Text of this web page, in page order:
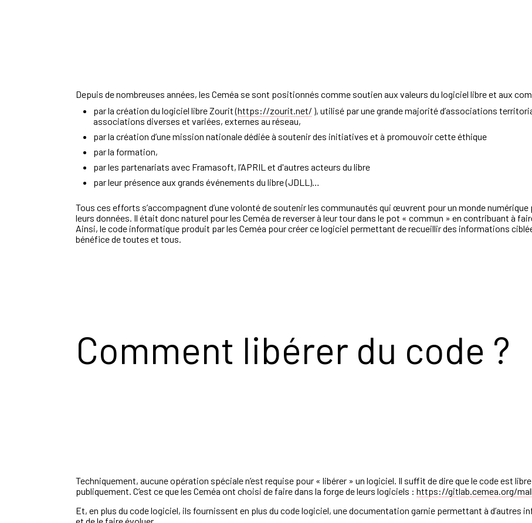
Depuis de nombreuses années, les Ceméa se sont positionnés comme soutien aux valeurs du logiciel libre et aux
par la création du logiciel libre Zourit (https://zourit.net/ ), utilisé par une grande majorité d’associations
associations diverses et variées, externes au réseau,
par la création d’une mission nationale dédiée à soutenir des initiatives et à promouvoir cette éthique
par la formation,
par les partenariats avec Framasoft, l’APRIL et d'autres acteurs du libre
par leur présence aux grands événements du libre (JDLL)…
Tous ces efforts s’accompagnent d’une volonté de soutenir les communautés qui œuvrent pour un monde
leurs données. Il était donc naturel pour les Ceméa de reverser à leur tour dans le pot « commun » en contribuant à
Ainsi, le code informatique produit par les Ceméa pour créer ce logiciel permettant de recueillir des informations
bénéfice de toutes et tous.
Comment libérer du code ?
Techniquement, aucune opération spéciale n’est requise pour « libérer » un logiciel. Il suffit de dire que le code est libre
publiquement. C’est ce que les Ceméa ont choisi de faire dans la forge de leurs logiciels : https://gitlab.cemea.org/
Et, en plus du code logiciel, ils fournissent en plus du code logiciel, une documentation garnie permettant à d’autres
et de le faire évoluer.